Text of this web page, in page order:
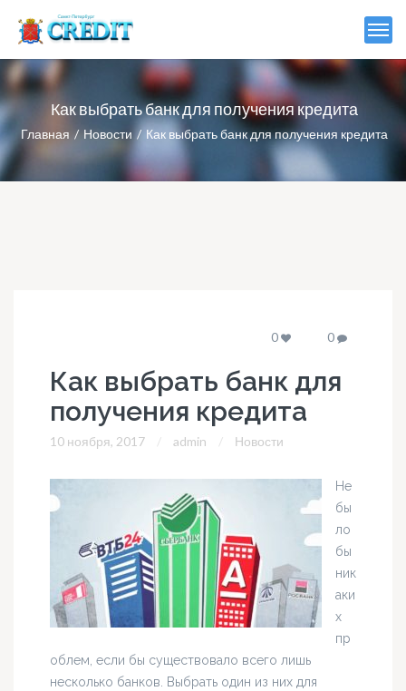
Как выбрать банк для получения кредита
Главная Новости Как выбрать банк для получения кредита
0 0
Как выбрать банк для
получения кредита
10 ноября, 2017 admin Новости
Не
бы
ло
бы
ник
аки
х
пр
облем, если бы существовало всего лишь
несколько банков. Выбрать один из них для